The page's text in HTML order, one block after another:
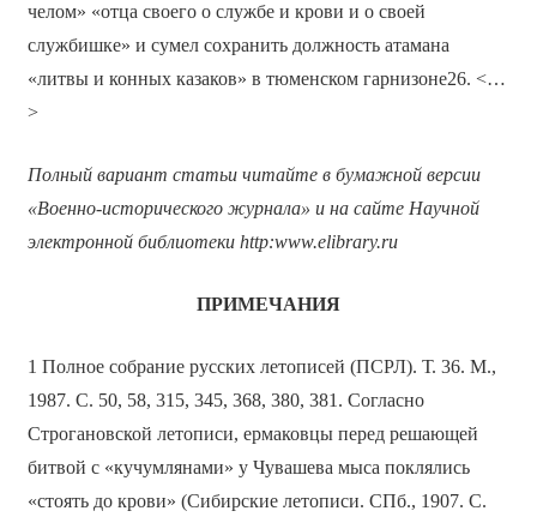
челом» «отца своего о службе и крови и о своей
службишке» и сумел сохранить должность атамана
«литвы и конных казаков» в тюменском гарнизоне26. <…
>
Полный вариант статьи читайте в бумажной версии
«Военно-исторического журнала» и на сайте Научной
электронной библиотеки http:www.elibrary.ru
ПРИМЕЧАНИЯ
1 Полное собрание русских летописей (ПСРЛ). Т. 36. М.,
1987. С. 50, 58, 315, 345, 368, 380, 381. Согласно
Строгановской летописи, ермаковцы перед решающей
битвой с «кучумлянами» у Чувашева мыса поклялись
«стоять до крови» (Сибирские летописи. СПб., 1907. С.